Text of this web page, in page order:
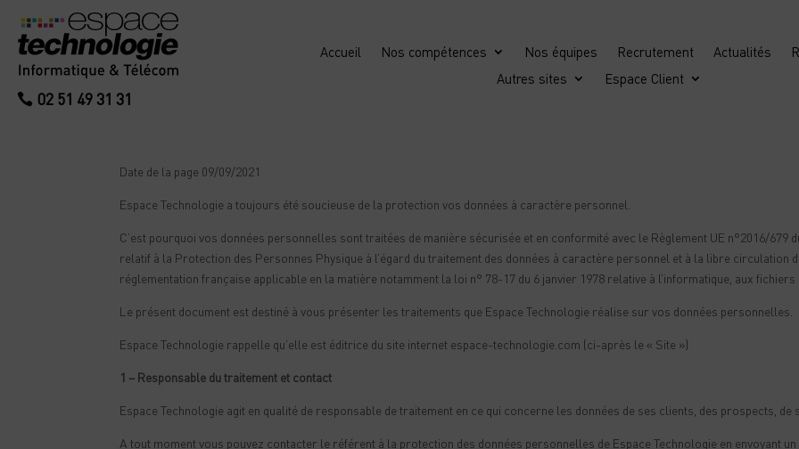
02 51 49 31 31
Accueil Nos compétences Nos équipes Recrutement Actualités
Autres sites
Espace Client
Date de la page 09/09/2021
Espace Technologie a toujours été soucieuse de la protection vos données à caractère personnel.
C’est pourquoi vos données personnelles sont traitées de manière sécurisée et en conformité avec le Règlement UE n°2016/679
relatif à la Protection des Personnes Physique à l’égard du traitement des données à caractère personnel et à la libre circulation
réglementation française applicable en la matière notamment la loi n° 78-17 du 6 janvier 1978 relative à l’informatique, aux fichiers
Le présent document est destiné à vous présenter les traitements que Espace Technologie réalise sur vos données personnelles.
Espace Technologie rappelle qu’elle est éditrice du site internet espace-technologie.com (ci-après le « Site »)
1 – Responsable du traitement et contact
Espace Technologie agit en qualité de responsable de traitement en ce qui concerne les données de ses clients, des prospects, de
A tout moment vous pouvez contacter le référent à la protection des données personnelles de Espace Technologie en envoyant